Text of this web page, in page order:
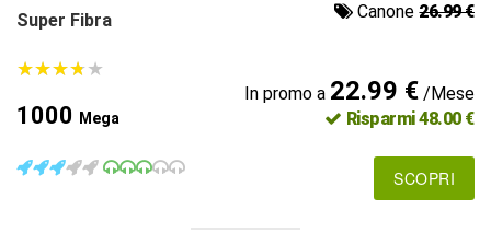
Super Fibra Canone26.99 €
★★★★★
★★★★★
1000 Mega
In promo a 22.99 €/Mese
Risparmi 48.00 €
SCOPRI